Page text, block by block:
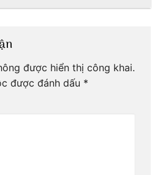
được hiển thị công khai.
được đánh dấu *